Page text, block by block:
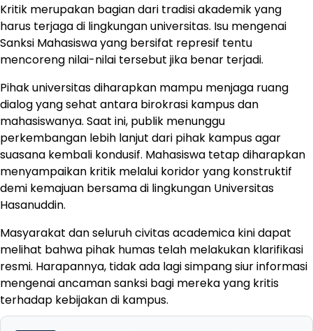
Kritik merupakan bagian dari tradisi akademik yang
harus terjaga di lingkungan universitas. Isu mengenai
Sanksi Mahasiswa yang bersifat represif tentu
mencoreng nilai-nilai tersebut jika benar terjadi.
Pihak universitas diharapkan mampu menjaga ruang
dialog yang sehat antara birokrasi kampus dan
mahasiswanya. Saat ini, publik menunggu
perkembangan lebih lanjut dari pihak kampus agar
suasana kembali kondusif. Mahasiswa tetap diharapkan
menyampaikan kritik melalui koridor yang konstruktif
demi kemajuan bersama di lingkungan Universitas
Hasanuddin.
Masyarakat dan seluruh civitas academica kini dapat
melihat bahwa pihak humas telah melakukan klarifikasi
resmi. Harapannya, tidak ada lagi simpang siur informasi
mengenai ancaman sanksi bagi mereka yang kritis
terhadap kebijakan di kampus.